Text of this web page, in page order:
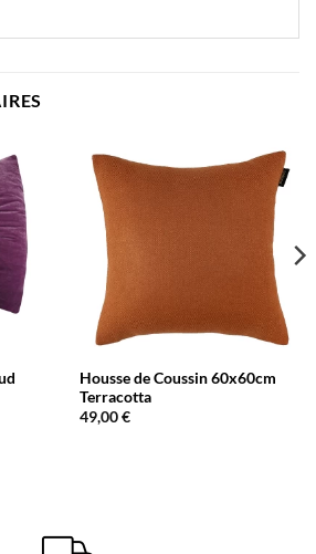
Housse de Coussin 60x60cm
Terracotta
49,00€